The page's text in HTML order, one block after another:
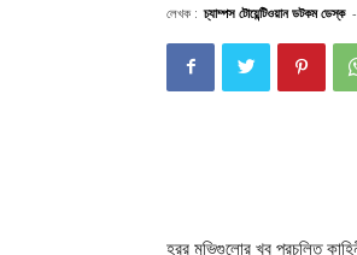
লেখক : চ্যাম্পস টোয়েন্টিওয়ান ডটকম ডেস্ক -
হরর মুভিগুলোর খুব প্রচলিত